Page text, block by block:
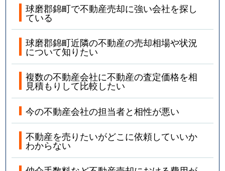
球磨郡錦町で不動産売却に強い会社を探し
ている
球磨郡錦町近隣の不動産の売却相場や状況
について知りたい
複数の不動産会社に不動産の査定価格を相
見積もりして比較したい
今の不動産会社の担当者と相性が悪い
不動産を売りたいがどこに依頼していいか
わからない